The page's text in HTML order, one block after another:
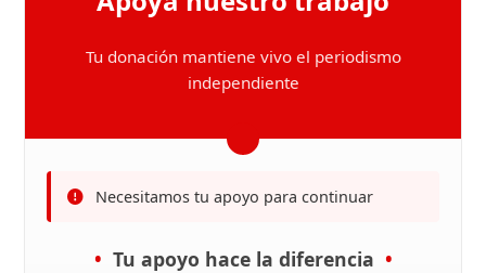
Tu donación mantiene vivo el periodismo
independiente
Necesitamos tu apoyo para continuar
Tu apoyo hace la diferencia